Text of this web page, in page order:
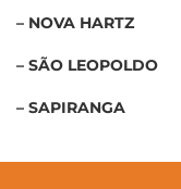
– NOVA HARTZ
– SÃO LEOPOLDO
– SAPIRANGA